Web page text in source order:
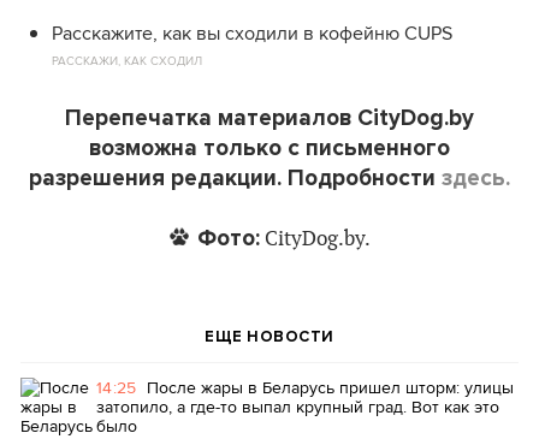
Расскажите, как вы сходили в кофейню CUPS
РАССКАЖИ, КАК СХОДИЛ
Перепечатка материалов CityDog.by
возможна только с письменного
разрешения редакции. Подробности здесь.
Фото:CityDog.by.
ЕЩЕ НОВОСТИ
14:25 После жары в Беларусь пришел шторм: улицы
затопило, а где-то выпал крупный град. Вот как это
было